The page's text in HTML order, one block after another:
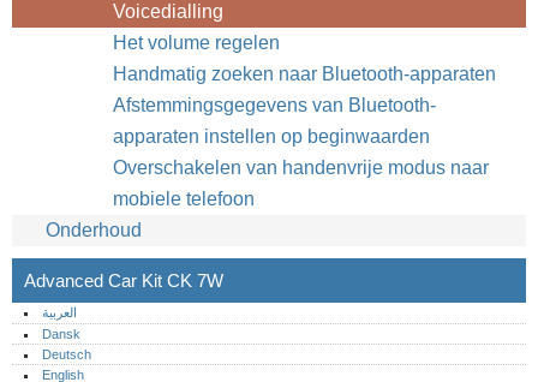
Voicedialling
Het volume regelen
Handmatig zoeken naar Bluetooth-apparaten
Afstemmingsgegevens van Bluetooth-
apparaten instellen op beginwaarden
Overschakelen van handenvrije modus naar
mobiele telefoon
Onderhoud
Advanced Car Kit CK 7W
العربية
Dansk
Deutsch
English